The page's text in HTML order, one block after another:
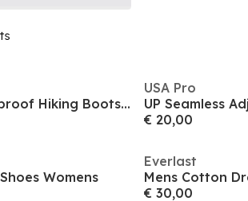
Merrell Tempo Waterproof Hiking Boots Womens
USA Pro
UP Seamless
€ 20,00
Womens
Everlast
Mens Cotton
€ 30,00